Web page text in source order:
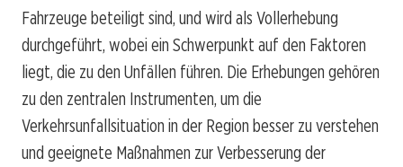
Fahrzeuge beteiligt sind, und wird als Vollerhebung
durchgeführt, wobei ein Schwerpunkt auf den Faktoren
liegt, die zu den Unfällen führen. Die Erhebungen gehören
zu den zentralen Instrumenten, um die
Verkehrsunfallsituation in der Region besser zu verstehen
und geeignete Maßnahmen zur Verbesserung der